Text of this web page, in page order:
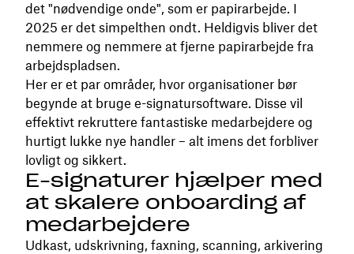
det "nødvendige onde", som er papirarbejde. I
2025 er det simpelthen ondt. Heldigvis bliver det
nemmere og nemmere at fjerne papirarbejde fra
arbejdspladsen.
Her er et par områder, hvor organisationer bør
begynde at bruge e-signatursoftware. Disse vil
effektivt rekruttere fantastiske medarbejdere og
hurtigt lukke nye handler – alt imens det forbliver
lovligt og sikkert.
E-signaturer hjælper med
at skalere onboarding af
medarbejdere
Udkast, udskrivning, faxning, scanning, arkivering